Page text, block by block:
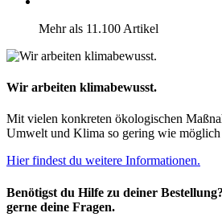
Mehr als 11.100 Artikel
Wir arbeiten klimabewusst.
Mit vielen konkreten ökologischen
Umwelt und Klima so gering wie möglich
Hier findest du weitere Informationen.
Benötigst du Hilfe zu deiner
gerne deine Fragen.